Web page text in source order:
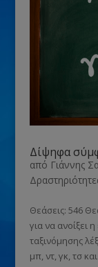
Δίψηφα
από Γιάννης
Θεάσεις: 546
για να
ταξινόμησης
μπ, ντ, γκ, τσ